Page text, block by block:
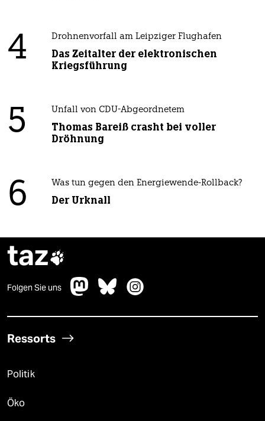
4 Drohnenvorfall am Leipziger Flughafen
Das Zeitalter der elektronischen
Kriegsführung
5 Unfall von CDU-Abgeordnetem
Thomas Bareiß crasht bei voller
Dröhnung
6 Was tun gegen den Energiewende-Rollback?
Der Urknall
taz
Folgen Sie uns
Ressorts
Politik
Öko